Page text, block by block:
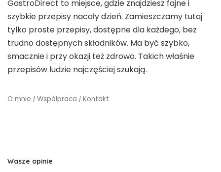
GastroDirect to miejsce, gdzie znajdziesz fajne i
szybkie przepisy nacały dzień. Zamieszczamy tutaj
tylko proste przepisy, dostępne dla każdego, bez
trudno dostępnych składników. Ma być szybko,
smacznie i przy okazji też zdrowo. Takich właśnie
przepisów ludzie najczęściej szukają.
O mnie | Współpraca | Kontakt
Wasze opinie